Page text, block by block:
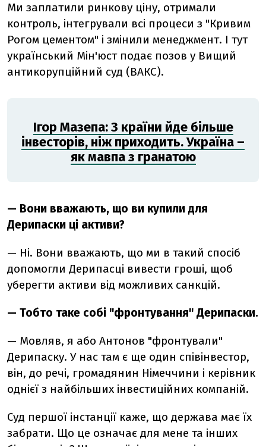
Ми заплатили ринкову ціну, отримали
контроль, інтегрували всі процеси з "Кривим
Рогом цементом" і змінили менеджмент. І тут
український Мін'юст подає позов у Вищий
антикорупційний суд (ВАКС).
Ігор Мазепа: З країни йде більше
інвесторів, ніж приходить. Україна –
як мавпа з гранатою
— Вони вважають, що ви купили для
Дерипаски ці активи?
— Ні. Вони вважають, що ми в такий спосіб
допомогли Дерипасці вивести гроші, щоб
уберегти активи від можливих санкцій.
— Тобто таке собі "фронтування" Дерипаски.
— Мовляв, я або Антонов "фронтували"
Дерипаску. У нас там є ще один співінвестор,
він, до речі, громадянин Німеччини і керівник
однієї з найбільших інвестиційних компаній.
Суд першої інстанції каже, що держава має їх
забрати. Що це означає для мене та інших